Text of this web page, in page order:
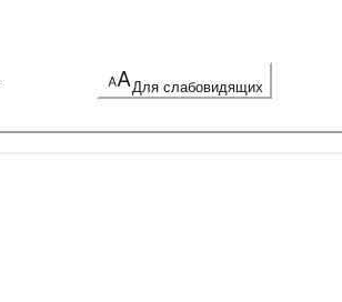
Для слабовидящих